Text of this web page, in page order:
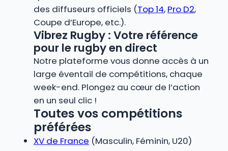
des diffuseurs officiels (Top 14, Pro D2,
Coupe d’Europe, etc.).
Vibrez Rugby : Votre référence
pour le rugby en direct
Notre plateforme vous donne accès à un
large éventail de compétitions, chaque
week-end. Plongez au cœur de l’action
en un seul clic !
Toutes vos compétitions
préférées
XV de France (Masculin, Féminin, U20)